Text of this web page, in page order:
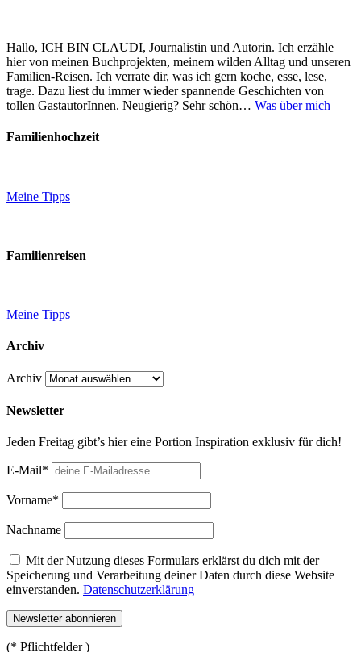
Hallo, ICH BIN CLAUDI, Journalistin und Autorin. Ich erzähle
hier von meinen Buchprojekten, meinem wilden Alltag und unseren
Familien-Reisen. Ich verrate dir, was ich gern koche, esse, lese,
trage. Dazu liest du immer wieder spannende Geschichten von
tollen GastautorInnen. Neugierig? Sehr schön… Was über mich
Familienhochzeit
Meine Tipps
Familienreisen
Meine Tipps
Archiv
Archiv
Newsletter
Jeden Freitag gibt’s hier eine Portion Inspiration exklusiv für dich!
E-Mail*
Vorname*
Nachname
Mit der Nutzung dieses Formulars erklärst du dich mit der
Speicherung und Verarbeitung deiner Daten durch diese Website
einverstanden. Datenschutzerklärung
(* Pflichtfelder )